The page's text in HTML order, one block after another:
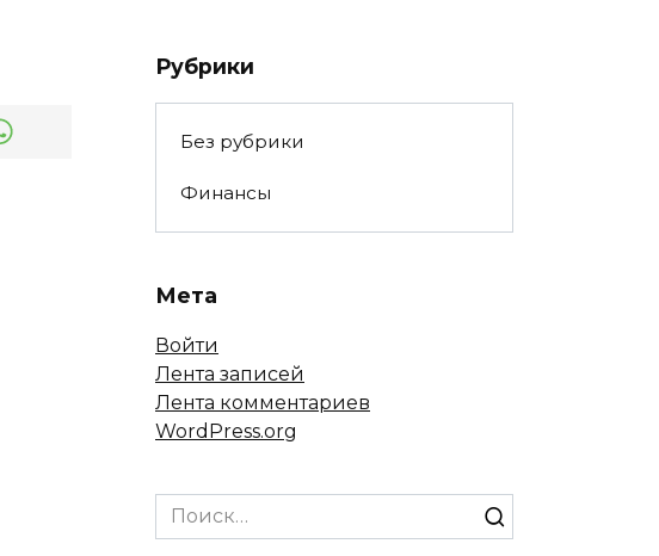
Рубрики
Без рубрики
Финансы
Мета
Войти
Лента записей
Лента комментариев
WordPress.org
Search
for: